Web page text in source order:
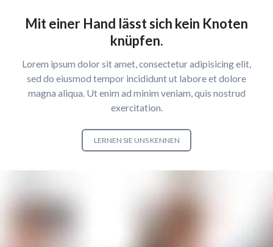
Mit einer Hand lässt sich kein Knoten
knüpfen.
Lorem ipsum dolor sit amet, consectetur adipisicing elit,
sed do eiusmod tempor incididunt ut labore et dolore
magna aliqua. Ut enim ad minim veniam, quis nostrud
exercitation.
LERNEN SIE UNS KENNEN